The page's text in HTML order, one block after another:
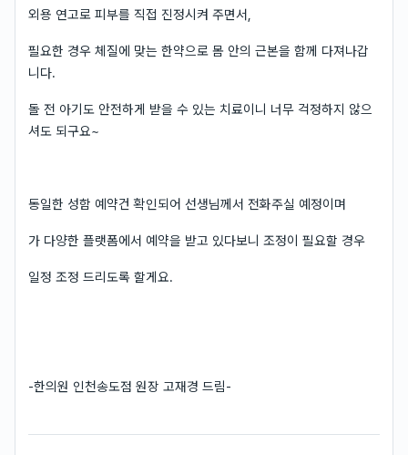
외용 연고로 피부를 직접 진정시켜 주면서,
필요한 경우 체질에 맞는 한약으로 몸 안의 근본을 함께 다져나갑
니다.
돌 전 아기도 안전하게 받을 수 있는 치료이니 너무 걱정하지 않으
셔도 되구요~
동일한 성함 예약건 확인되어 선생님께서 전화주실 예정이며
가 다양한 플랫폼에서 예약을 받고 있다보니 조정이 필요할 경우
일정 조정 드리도록 할게요.
-한의원 인천송도점 원장 고재경 드림-